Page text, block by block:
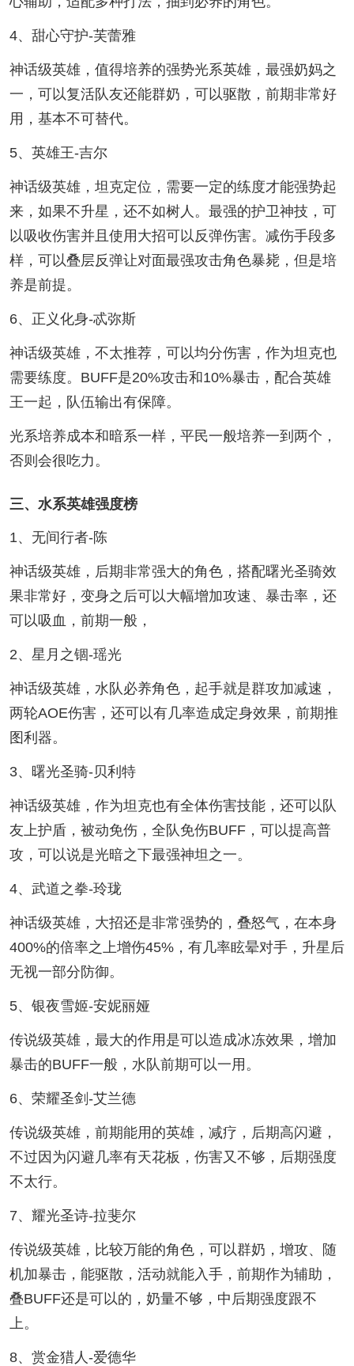
4、甜心守护-芙蕾雅
神话级英雄，值得培养的强势光系英雄，最强奶妈之
一，可以复活队友还能群奶，可以驱散，前期非常好
用，基本不可替代。
5、英雄王-吉尔
神话级英雄，坦克定位，需要一定的练度才能强势起
来，如果不升星，还不如树人。最强的护卫神技，可
以吸收伤害并且使用大招可以反弹伤害。减伤手段多
样，可以叠层反弹让对面最强攻击角色暴毙，但是培
养是前提。
6、正义化身-忒弥斯
神话级英雄，不太推荐，可以均分伤害，作为坦克也
需要练度。BUFF是20%攻击和10%暴击，配合英雄
王一起，队伍输出有保障。
光系培养成本和暗系一样，平民一般培养一到两个，
否则会很吃力。
三、水系英雄强度榜
1、无间行者-陈
神话级英雄，后期非常强大的角色，搭配曙光圣骑效
果非常好，变身之后可以大幅增加攻速、暴击率，还
可以吸血，前期一般，
2、星月之锢-瑶光
神话级英雄，水队必养角色，起手就是群攻加减速，
两轮AOE伤害，还可以有几率造成定身效果，前期推
图利器。
3、曙光圣骑-贝利特
神话级英雄，作为坦克也有全体伤害技能，还可以队
友上护盾，被动免伤，全队免伤BUFF，可以提高普
攻，可以说是光暗之下最强神坦之一。
4、武道之拳-玲珑
神话级英雄，大招还是非常强势的，叠怒气，在本身
400%的倍率之上增伤45%，有几率眩晕对手，升星后
无视一部分防御。
5、银夜雪姬-安妮丽娅
传说级英雄，最大的作用是可以造成冰冻效果，增加
暴击的BUFF一般，水队前期可以一用。
6、荣耀圣剑-艾兰德
传说级英雄，前期能用的英雄，减疗，后期高闪避，
不过因为闪避几率有天花板，伤害又不够，后期强度
不太行。
7、耀光圣诗-拉斐尔
传说级英雄，比较万能的角色，可以群奶，增攻、随
机加暴击，能驱散，活动就能入手，前期作为辅助，
叠BUFF还是可以的，奶量不够，中后期强度跟不
上。
8、赏金猎人-爱德华